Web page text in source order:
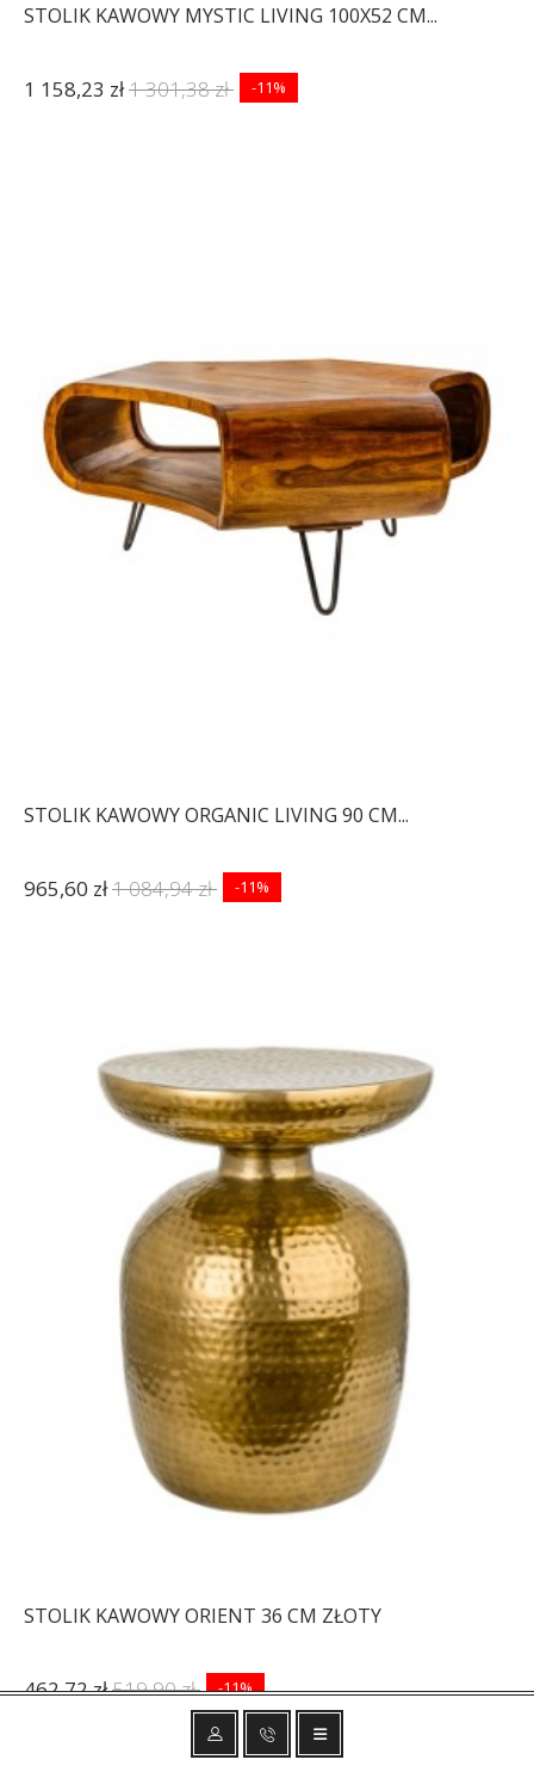
STOLIK KAWOWY MYSTIC LIVING 100X52 CM...
1 158,23 zł1 301,38 zł -11%
STOLIK KAWOWY ORGANIC LIVING 90 CM...
965,60 zł1 084,94 zł -11%
STOLIK KAWOWY ORIENT 36 CM ZŁOTY
462,72 zł519,90 zł -11%